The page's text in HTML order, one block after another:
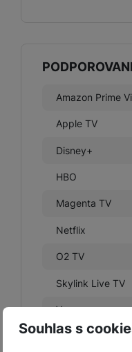
Souhlas s
Amazon Prime
Apple TV
Disney+
HBO
Magenta TV
Netflix
O2 TV
Skylink Live TV
Voyo
Xbox Game Pass